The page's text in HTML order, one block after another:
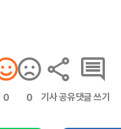
0 0 기사 공유댓글 쓰기